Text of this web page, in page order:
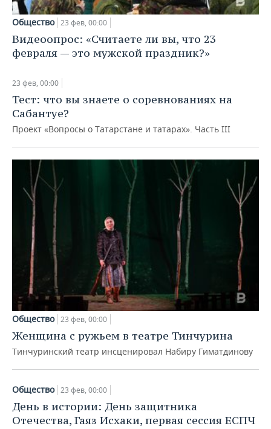
Общество 23 фев, 00:00
Видеоопрос: «Считаете ли вы, что 23
февраля — это мужской праздник?»
23 фев, 00:00
Тест: что вы знаете о соревнованиях на
Сабантуе?
Проект «Вопросы о Татарстане и татарах». Часть III
Общество 23 фев, 00:00
Женщина с ружьем в театре Тинчурина
Тинчуринский театр инсценировал Набиру Гиматдинову
Общество 23 фев, 00:00
День в истории: День защитника
Отечества, Гаяз Исхаки, первая сессия ЕСПЧ